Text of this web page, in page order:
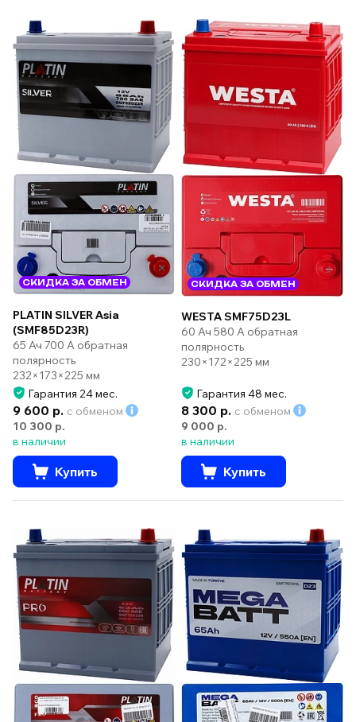
СКИДКА ЗА ОБМЕН
PLATIN SILVER Asia
(SMF85D23R)
65 Ач 700 А обратная
полярность
232×173×225 мм
Гарантия 24 мес.
9 600 р. с обменом
10 300 р.
в наличии
Купить
СКИДКА ЗА ОБМЕН
WESTA SMF75D23L
60 Ач 580 А обратная
полярность
230×172×225 мм
Гарантия 48 мес.
8 300 р. с обменом
9 000 р.
в наличии
Купить